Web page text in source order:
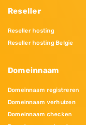
Reseller
Reseller hosting
Reseller hosting Belgie
Domeinnaam
Domeinnaam registreren
Domeinnaam verhuizen
Domeinnaam checken